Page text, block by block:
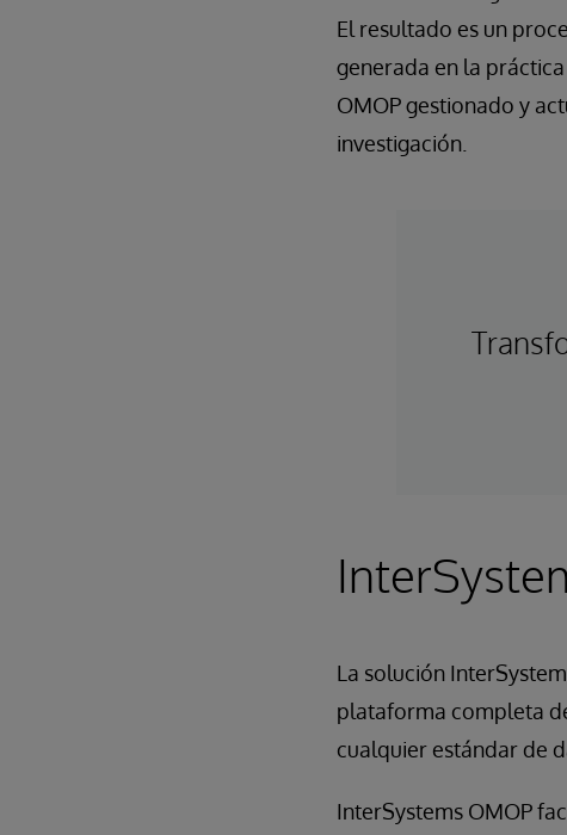
El resultado es un
generada en la
OMOP gestionado y
investigación.
La solución
plataforma completa
cualquier estándar de
InterSystems OMOP